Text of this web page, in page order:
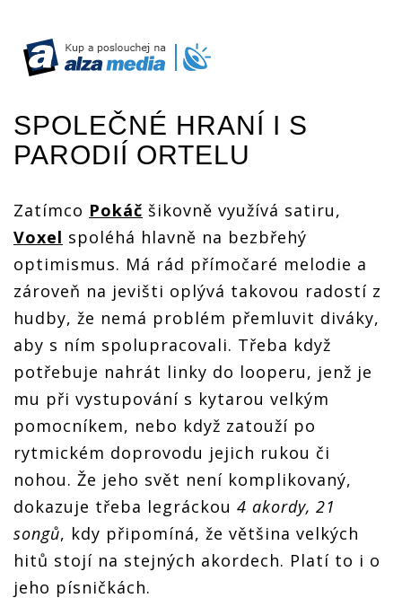
SPOLEČNÉ HRANÍ I S
PARODIÍ ORTELU
Zatímco Pokáč šikovně využívá satiru,
Voxel spoléhá hlavně na bezbřehý
optimismus. Má rád přímočaré melodie a
zároveň na jevišti oplývá takovou radostí z
hudby, že nemá problém přemluvit diváky,
aby s ním spolupracovali. Třeba když
potřebuje nahrát linky do looperu, jenž je
mu při vystupování s kytarou velkým
pomocníkem, nebo když zatouží po
rytmickém doprovodu jejich rukou či
nohou. Že jeho svět není komplikovaný,
dokazuje třeba legráckou 4 akordy, 21
songů, kdy připomíná, že většina velkých
hitů stojí na stejných akordech. Platí to i o
jeho písničkách.